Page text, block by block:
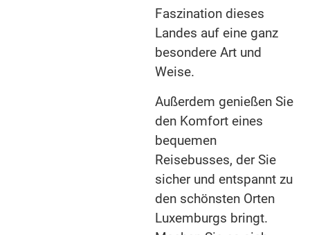
einzigartige Reise nach Luxemburg!Faszination dieses
Landes auf eine ganz
besondere Art und
Weise.
Außerdem genießen Sie
den Komfort eines
bequemen
Reisebusses, der Sie
sicher und entspannt zu
den schönsten Orten
Luxemburgs bringt.